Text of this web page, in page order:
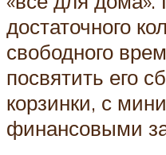
достаточного
свободного
посвятить его
корзинки, с
финансовыми